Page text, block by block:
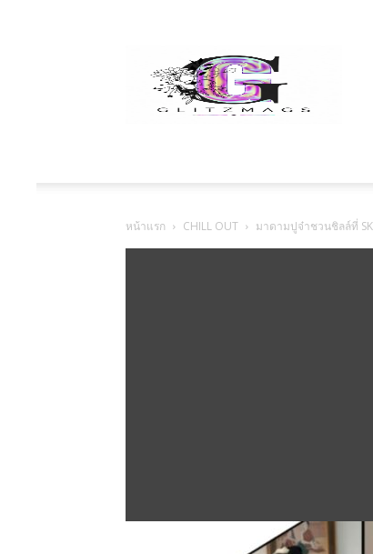
หน้าแรก CHILL OUT มาดามปูจ๋าชวนชิลล์ที่